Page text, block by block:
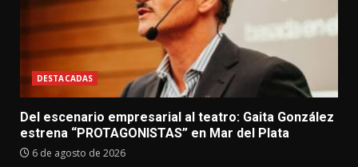
DESTACADAS
Del escenario empresarial al teatro: Gaita González
estrena “PROTAGONISTAS” en Mar del Plata
6 de agosto de 2026